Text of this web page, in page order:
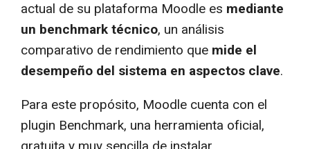
actual de su plataforma Moodle es mediante
un benchmark técnico, un análisis
comparativo de rendimiento que mide el
desempeño del sistema en aspectos clave.
Para este propósito, Moodle cuenta con el
plugin Benchmark, una herramienta oficial,